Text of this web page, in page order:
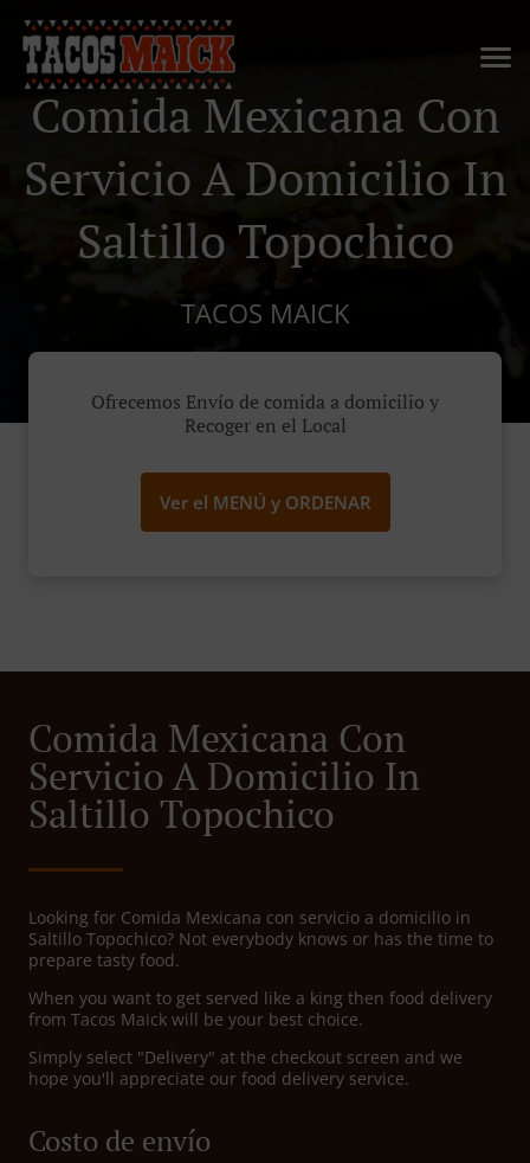
Comida Mexicana Con
Servicio A Domicilio In
Saltillo Topochico
TACOS MAICK
Ofrecemos Envío de comida a domicilio y
Recoger en el Local
Ver el MENÚ y ORDENAR
Comida Mexicana Con
Servicio A Domicilio In
Saltillo Topochico
Looking for Comida Mexicana con servicio a domicilio in
Saltillo Topochico? Not everybody knows or has the time to
prepare tasty food.
When you want to get served like a king then food delivery
from Tacos Maick will be your best choice.
Simply select "Delivery" at the checkout screen and we
hope you'll appreciate our food delivery service.
Costo de envío